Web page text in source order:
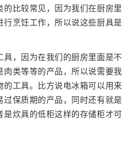
比较常见，因为我们在厨房里
烹饪工作，所以说这些厨具是
，因为在我们的厨房里面是不
肉类等等的产品，所以说需要我
工具。比方说电冰箱可以用来
保质期的产品，同时还有就是
是炊具的低柜这样的存储柜才可